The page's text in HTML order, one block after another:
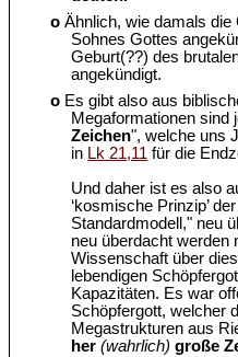
o Ähnlich, wie damals die
Sohnes Gottes
Geburt(??) des
angekündigt.
o Es gibt also aus
Megaformationen sind
Zeichen", welche uns
in Lk 21,11 für die
Und daher ist es also
‘kosmische Prinzip’
Standardmodell," neu
neu überdacht werden
Wissenschaft über
lebendigen
Kapazitäten. Es war
Schöpfergott, welcher
Megastrukturen aus
her(wahrlich) große